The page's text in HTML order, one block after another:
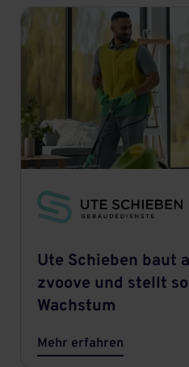
Ute Schieben baut
zvoove und stellt
Wachstum
Mehr erfahren